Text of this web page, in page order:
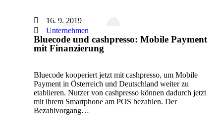
16. 9. 2019
Unternehmen
Bluecode und cashpresso: Mobile Payment
mit Finanzierung
Bluecode kooperiert jetzt mit cashpresso, um Mobile
Payment in Österreich und Deutschland weiter zu
etablieren. Nutzer von cashpresso können dadurch jetzt
mit ihrem Smartphone am POS bezahlen. Der
Bezahlvorgang…